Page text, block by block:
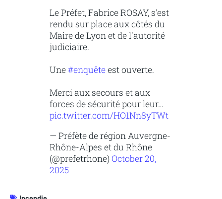
Le Préfet, Fabrice ROSAY, s'est
rendu sur place aux côtés du
Maire de Lyon et de l'autorité
judiciaire.
Une#enquêteest ouverte.
Merci aux secours et aux
forces de sécurité pour leur…
pic.twitter.com/HO1Nn8yTWt
— Préfète de région Auvergne-
Rhône-Alpes et du Rhône
(@prefetrhone) October 20,
2025